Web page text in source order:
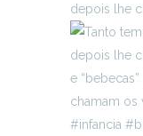
depois lhe